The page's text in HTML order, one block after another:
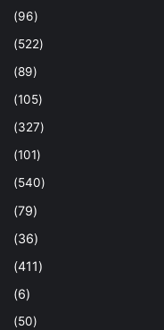
(96)
(522)
(89)
(105)
(327)
(101)
(540)
(79)
(36)
(411)
(6)
(50)